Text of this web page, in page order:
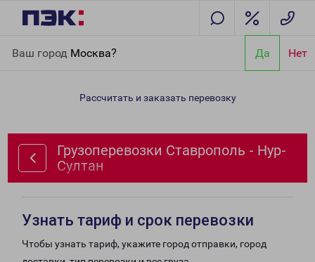
Ваш город Москва? Да Нет
Султан
Рассчитать и заказать перевозку
Грузоперевозки Ставрополь - Нур-
Султан
Узнать тариф и срок перевозки
Чтобы узнать тариф, укажите город отправки, город